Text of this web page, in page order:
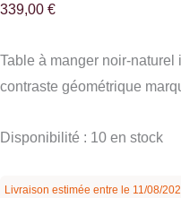
339,00 €
Table à manger noir-
contraste géométrique
Disponibilité : 10 en stock
Livraison estimée entre le 11/08/